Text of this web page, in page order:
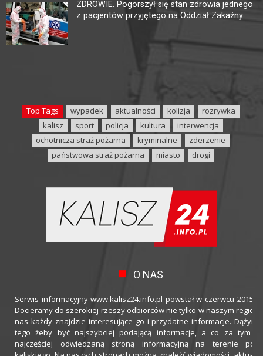
ZDROWIE. Pogorszył się stan zdrowia jednego
z pacjentów przyjętego na Oddział Zakaźny
Top Tags wypadek aktualności kolizja
rozrywka
kalisz
sport policja kultura
interwencja
ochotnicza straż pożarna
kryminalne
zderzenie
państwowa straż pożarna
miasto drogi
O NAS
Serwis informacyjny www.kalisz24.info.pl powstał w czerwcu 2015
Docieramy do szerokiej rzeszy odbiorców nie tylko w naszym
nas każdy znajdzie interesujące go i przydatne informacje.
tego żeby być najszybciej podającą informacje, a co za tym
najczęściej odwiedzaną stroną informacyjną na terenie